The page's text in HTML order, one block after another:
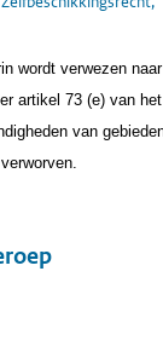
wordt verwezen
artikel 73 (e) van
van